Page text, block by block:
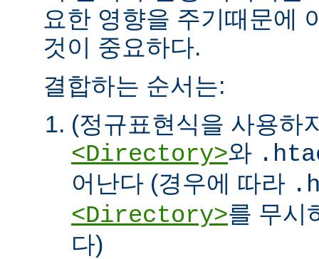
요한 영향을 주기때문에
것이 중요하다.
결합하는 순서는:
(정규표현식을 사용하
<Directory>와
어난다 (경우에 따라
<Directory>를 무시
다)